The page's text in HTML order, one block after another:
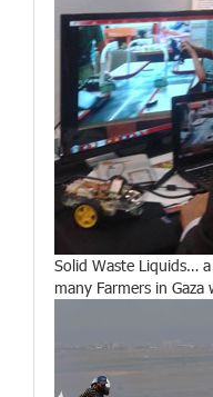
Solid Waste Liquids…
many Farmers in